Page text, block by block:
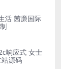
活 茜廉国际
响应式 女士
源码